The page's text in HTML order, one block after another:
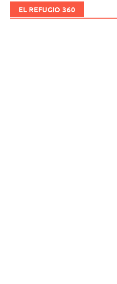
EL REFUGIO 360